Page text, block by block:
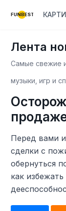
FUNBEST
Лента
Самые свежие
музыки, игр и
Перед вами
сделки с
обернуться
как